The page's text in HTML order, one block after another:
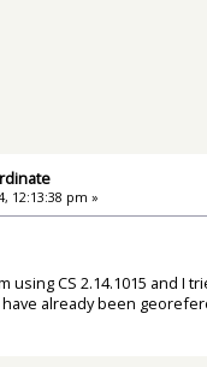
12:13:38 pm »
using CS 2.14.1015 and
already been